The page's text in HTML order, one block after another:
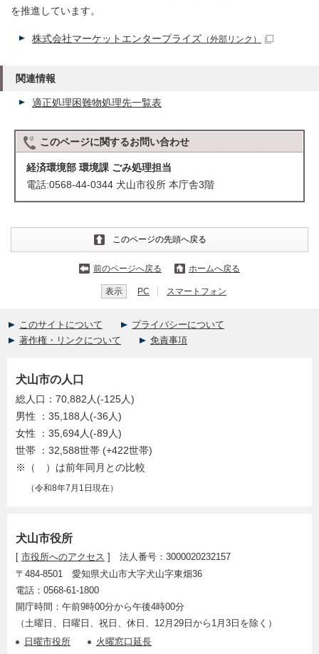
を推進しています。
株式会社マーケットエンタープライズ （外部リンク）
関連情報
適正処理困難物処理先一覧表
このページに関するお問い合わせ
経済環境部 環境課 ごみ処理担当
電話:0568-44-0344 犬山市役所 本庁舎3階
このページの先頭へ戻る
前のページへ戻る ホームへ戻る
表示 PC スマートフォン
このサイトについて
プライバシーについて
著作権・リンクについて
免責事項
犬山市役所
[ 市役所へのアクセス ] 法人番号：3000020232157
〒484-8501 愛知県犬山市大字犬山字東畑36
電話：0568-61-1800
開庁時間：午前9時00分から午後4時00分
（土曜日、日曜日、祝日、休日、12月29日から1月3日を除く）
日曜市役所
火曜窓口延長
犬山市の人口
総人口：70,882人(-125人)
男性 ：35,188人(-36人)
女性 ：35,694人(-89人)
世帯 ：32,588世帯 (+422世帯)
※（ ）は前年同月との比較
（令和8年7月1日現在）